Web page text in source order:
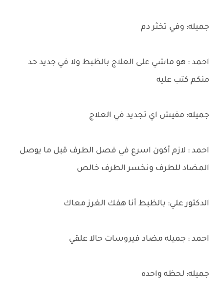
جميله: وفي تخثر دم
احمد : هو ماشي على العلاج بالظبط ولا في جديد حد
منكم كتب عليه
جميله: مفيش اي تجديد في العلاج
احمد : لازم أكون اسرع في فصل الطرف قبل ما يوصل
المضاد للطرف ونخسر الطرف خالص
الدكتور علي: بالظبط أنا هفك الغرز معاك
احمد : جميله مضاد فيروسات حالا علقي
جميله: لحظه واحده